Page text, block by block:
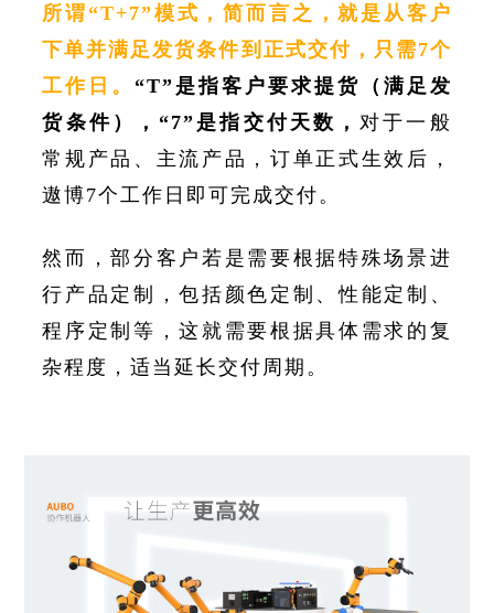
所谓“T+7”模式，简而言之，就是从客户
下单并满足发货条件到正式交付，只需7个
工作日。 “T”是指客户要求提货（满足发
货条件），“7”是指交付天数， 对于一般
常规产品、主流产品，订单正式生效后，
遨博7个工作日即可完成交付。
然而，部分客户若是需要根据特殊场景进
行产品定制，包括颜色定制、性能定制、
程序定制等，这就需要根据具体需求的复
杂程度，适当延长交付周期。